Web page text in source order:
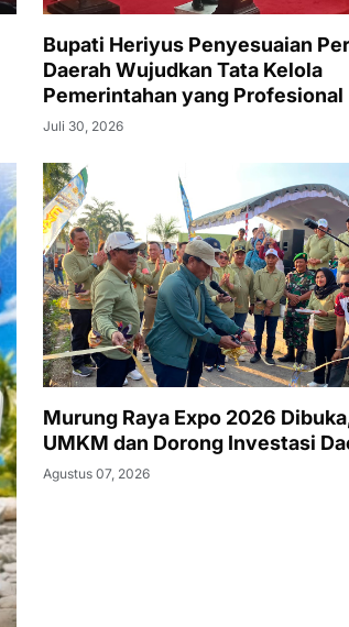
Bupati Heriyus Penyesuaian
Daerah Wujudkan Tata Kelola
Pemerintahan yang Profesional
Juli 30, 2026
Murung Raya Expo 2026
UMKM dan Dorong Investasi
Agustus 07, 2026